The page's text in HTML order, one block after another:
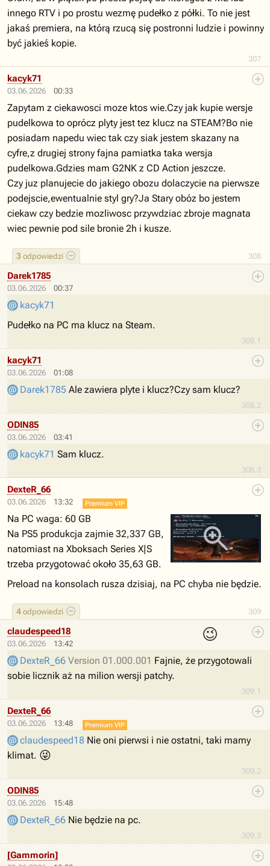
307
innego RTV i po prostu wezmę pudełko z półki. To nie jest
jakaś premiera, na którą rzucą się postronni ludzie i powinny
być jakieś kopie.
03.06.2026 00:33
308
3 odpowiedzi
kacyk71
Zapytam z ciekawosci moze ktos wie.Czy jak kupie wersje
pudelkowa to oprócz plyty jest tez klucz na STEAM?Bo nie
posiadam napedu wiec tak czy siak jestem skazany na
cyfre,z drugiej strony fajna pamiatka taka wersja
pudelkowa.Gdzies mam G2NK z CD Action jeszcze.
Czy juz planujecie do jakiego obozu dolaczycie na pierwsze
podejscie,ewentualnie styl gry?Ja Stary obóz bo jestem
ciekaw czy bedzie mozliwosc przywdziac zbroje magnata
wiec pewnie pod sile bronie 2h i kusze.
03.06.2026 00:37
308.1
Darek1785
kacyk71
Pudełko na PC ma klucz na Steam.
03.06.2026 01:08
308.2
kacyk71
Darek1785 Ale zawiera plyte i klucz?Czy sam klucz?
03.06.2026 03:41
308.3
ODIN85
kacyk71 Sam klucz.
03.06.2026 13:32
309
4 odpowiedzi
DexteR_66
Premium VIP
Na PC waga: 60 GB
Na PS5 produkcja zajmie 32,337 GB,
natomiast na Xboksach Series X|S
trzeba przygotować około 35,63 GB.
Preload na konsolach rusza dzisiaj, na PC chyba nie będzie.
03.06.2026 13:42
😉
309.1
claudespeed18
DexteR_66 Version 01.000.001 Fajnie, że przygotowali
sobie licznik aż na milion wersji patchy.
03.06.2026 13:48
309.2
DexteR_66
Premium VIP
claudespeed18 Nie oni pierwsi i nie ostatni, taki mamy
klimat. 😜
03.06.2026 15:48
309.3
ODIN85
DexteR_66 Nie będzie na pc.
[Gammorin]